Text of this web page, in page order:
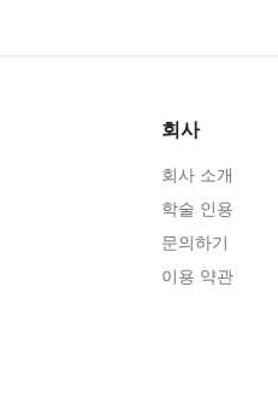
회사
회사 소개
학술 인용
문의하기
이용 약관